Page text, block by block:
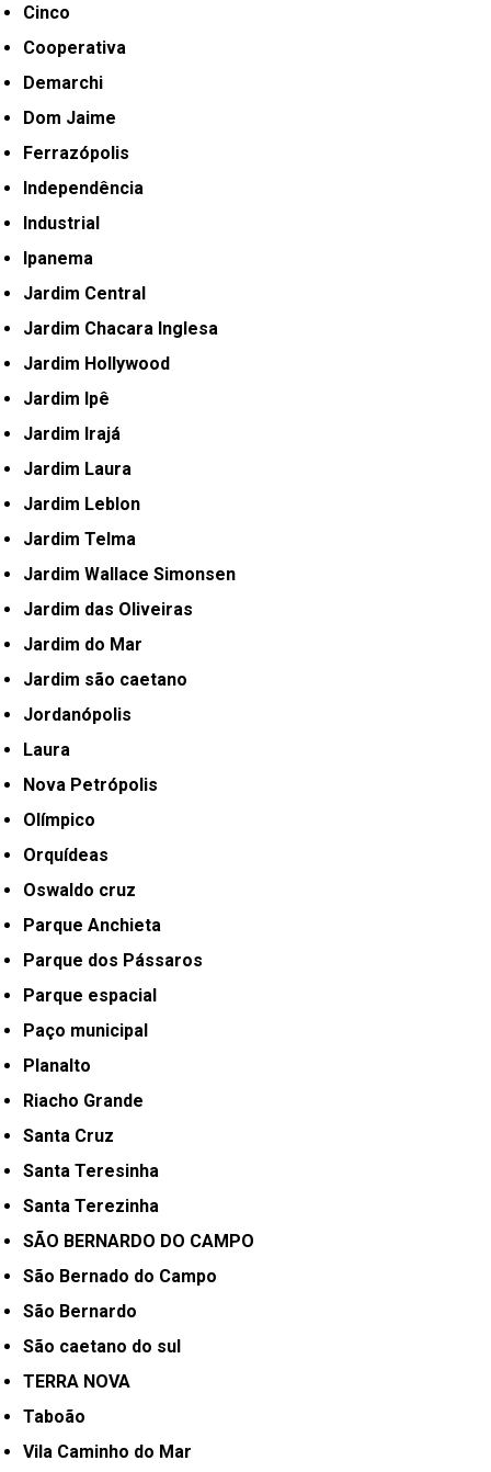
Cinco
Cooperativa
Demarchi
Dom Jaime
Ferrazópolis
Independência
Industrial
Ipanema
Jardim Central
Jardim Chacara Inglesa
Jardim Hollywood
Jardim Ipê
Jardim Irajá
Jardim Laura
Jardim Leblon
Jardim Telma
Jardim Wallace Simonsen
Jardim das Oliveiras
Jardim do Mar
Jardim são caetano
Jordanópolis
Laura
Nova Petrópolis
Olímpico
Orquídeas
Oswaldo cruz
Parque Anchieta
Parque dos Pássaros
Parque espacial
Paço municipal
Planalto
Riacho Grande
Santa Cruz
Santa Teresinha
Santa Terezinha
SÃO BERNARDO DO CAMPO
São Bernado do Campo
São Bernardo
São caetano do sul
TERRA NOVA
Taboão
Vila Caminho do Mar